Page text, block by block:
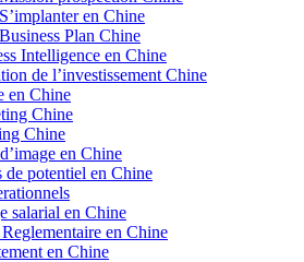
S’implanter en Chine
Business Plan Chine
Intelligence en Chine
de l’investissement Chine
en Chine
Chine
Chine
en Chine
de potentiel en Chine
salarial en Chine
en Chine
en Chine